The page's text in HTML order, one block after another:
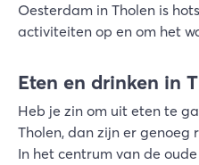
Oesterdam in Tholen is
activiteiten op en om het
Eten en drinken in
Heb je zin om uit eten te
Tholen, dan zijn er genoeg
In het centrum van de